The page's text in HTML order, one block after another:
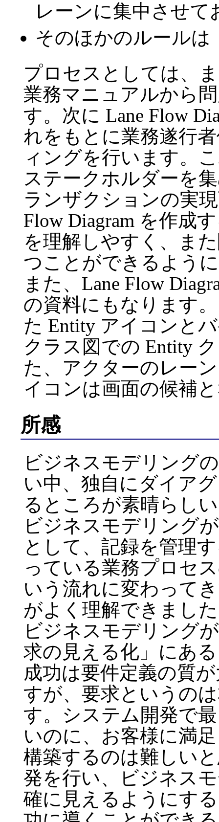
レーンに集中させて
そのほかのルールは
プロセスとしては、
業務マニュアルから
す。次に Lane Flow
れをもとに業務遂行
ィングを行います。
ステークホルダーを
ランザクションの実
Flow Diagram を作成
を理解しやすく、ま
つことができるよう
また、Lane Flow
の資料にもなります
た Entity アイコンと
クラス図での Entity
た、アクターのレー
イコンは画面の候補
所感
ビジネスモデリング
い中、独自にダイア
るところが素晴らし
ビジネスモデリング
として、記録を管理
っている業務プロセ
いう流れに変わって
がよく理解できまし
ビジネスモデリング
求の見える化」にあ
成功は要件定義の質
すが、要求というの
す。システム開発で
いのに、お客様に満
構築するのは難しい
発を行い、ビジネス
確に見えるようにす